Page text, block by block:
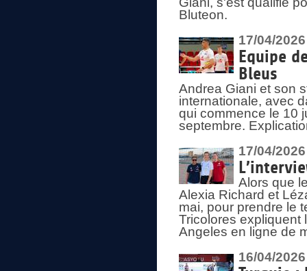
Bluteon.
17/04/2026
Equipe
Bleus
Andrea Giani et son
internationale, avec
qui commence le 10
septembre.
17/04/2026
Alors que
Alexia Richard et
mai, pour prendre le
Tricolores expliquent
Angeles en ligne de
16/04/2026